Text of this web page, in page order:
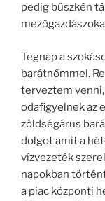
pedig büszkén
Tegnap a
barátnőmmel.
terveztem
odafigyelnek az
zöldségárus
dolgot amit a
vízvezeték
napokban
a piac központi